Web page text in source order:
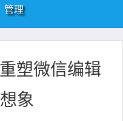
管理
塑微信编辑
象